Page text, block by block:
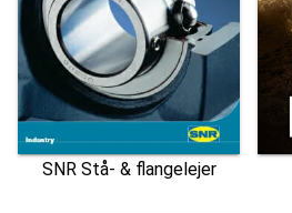
SNR Stå- & flangelejer